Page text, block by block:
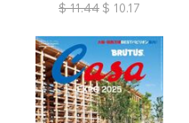
$ 11.44 $ 10.17